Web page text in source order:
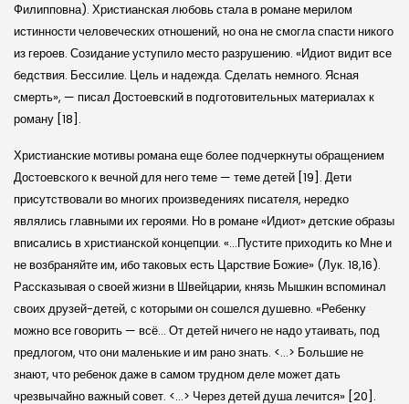
Филипповна). Христианская любовь стала в романе мерилом
истинности человеческих отношений, но она не смогла спасти никого
из героев. Созидание уступило место разрушению. «Идиот видит все
бедствия. Бессилие. Цель и надежда. Сделать немного. Ясная
смерть», — писал Достоевский в подготовительных материалах к
роману [18].
Христианские мотивы романа еще более подчеркнуты обращением
Достоевского к вечной для него теме — теме детей [19]. Дети
присутствовали во многих произведениях писателя, нередко
являлись главными их героями. Но в романе «Идиот» детские образы
вписались в христианской концепции. «…Пустите приходить ко Мне и
не возбраняйте им, ибо таковых есть Царствие Божие» (Лук. 18,16).
Рассказывая о своей жизни в Швейцарии, князь Мышкин вспоминал
своих друзей-детей, с которыми он сошелся душевно. «Ребенку
можно все говорить — всё… От детей ничего не надо утаивать, под
предлогом, что они маленькие и им рано знать. <…> Большие не
знают, что ребенок даже в самом трудном деле может дать
чрезвычайно важный совет. <…> Через детей душа лечится» [20].